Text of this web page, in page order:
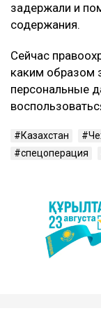
задержали и
содержания.
Сейчас
каким образом
персональные
Казахстан
спецоперация